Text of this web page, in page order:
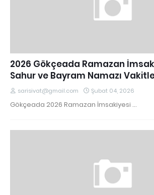
2026 Gökçeada Ramazan
Sahur ve Bayram Namazı
sarisivat@gmail.com Şubat 04, 2026
Gökçeada 2026 Ramazan İmsakiyesi …